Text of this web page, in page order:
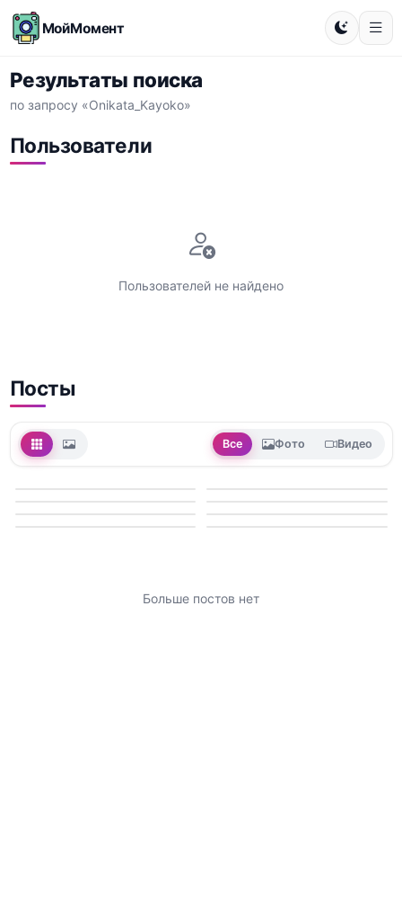
МойМомент
Результаты поиска
по запросу «Onikata_Kayoko»
Пользователи
Пользователей не найдено
Посты
Все Фото Видео
Больше постов нет